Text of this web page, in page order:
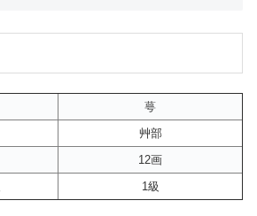
萼
艸部
12画
1級